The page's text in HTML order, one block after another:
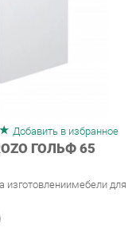
ГОЛЬФ 65
для